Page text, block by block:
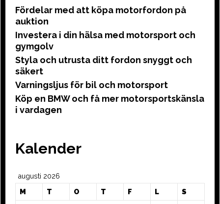
Fördelar med att köpa motorfordon på
auktion
Investera i din hälsa med motorsport och
gymgolv
Styla och utrusta ditt fordon snyggt och
säkert
Varningsljus för bil och motorsport
Köp en BMW och få mer motorsportskänsla
i vardagen
Kalender
augusti 2026
M
T O T F L S